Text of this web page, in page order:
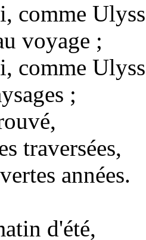
comme
voyage ;
comme
;
traversées,
années.
d'été,